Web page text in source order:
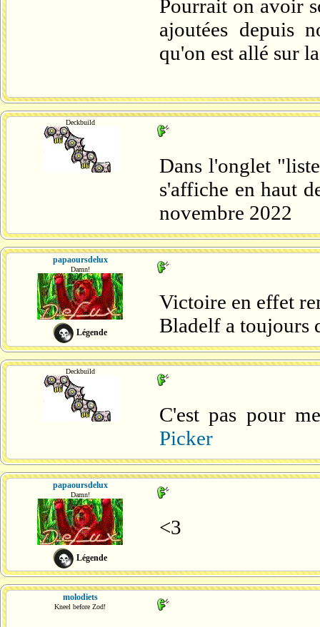
Pourrait on avoir
ajoutées depuis
qu'on est allé sur
Deckbuild
Dans l'onglet
s'affiche en haut
novembre 2022
papaoursdelux
Damn!
Légende
Victoire en effet
Bladelf a toujours
Deckbuild
C'est pas pour
Picker
papaoursdelux
Damn!
Légende
<3
molodiets
Kneel before Zod!